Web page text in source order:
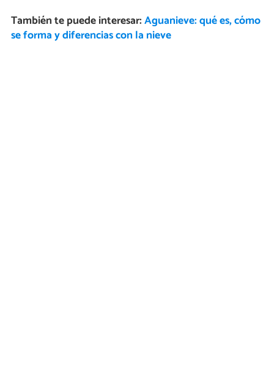
También te puede interesar:Aguanieve: qué es, cómo
se forma y diferencias con la nieve